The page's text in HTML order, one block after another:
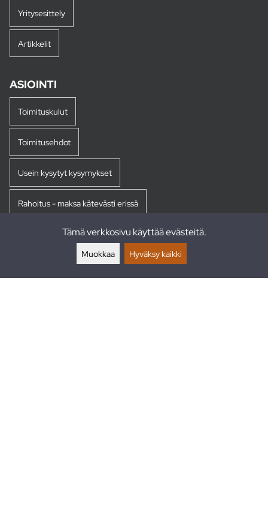
Yritysesittely
Artikkelit
ASIOINTI
Toimituskulut
Toimitusehdot
Usein kysytyt kysymykset
Rahoitus - maksa kätevästi erissä
Tämä verkkosivu käyttää evästeitä.
Muokkaa Hyväksy kaikki